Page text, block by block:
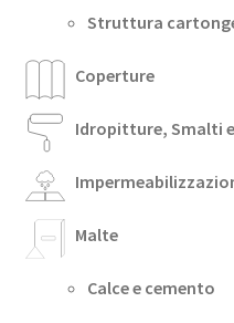
Struttura
Coperture
Idropitture, Smalti
Malte
Calce e cemento